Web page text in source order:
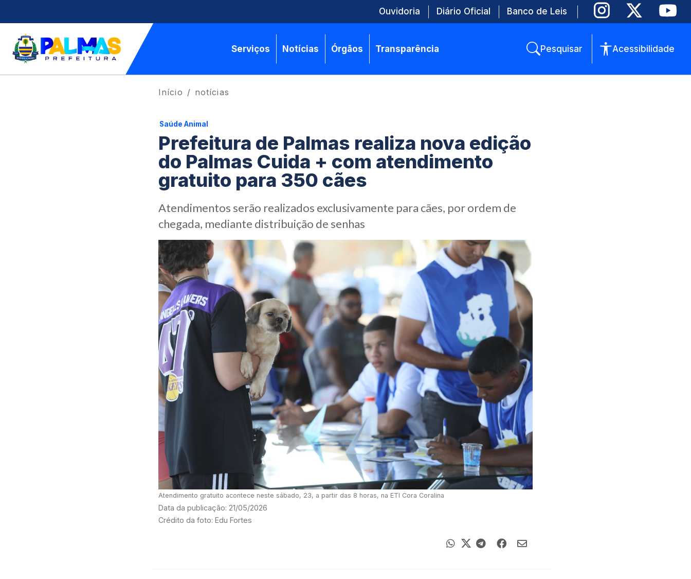
Ouvidoria Diário Oficial Banco de Leis
Serviços Notícias Órgãos Transparência Pesquisar Acessibilidade
Início notícias
Saúde Animal
Prefeitura de Palmas realiza nova edição
do Palmas Cuida + com atendimento
gratuito para 350 cães
Atendimentos serão realizados exclusivamente para cães, por ordem de
chegada, mediante distribuição de senhas
Atendimento gratuito acontece neste sábado, 23, a partir das 8 horas, na ETI Cora Coralina
Data da publicação: 21/05/2026
Crédito da foto: Edu Fortes